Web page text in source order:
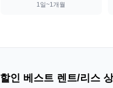
1일~1개월
할인 베스트 렌트/리스